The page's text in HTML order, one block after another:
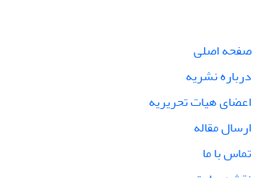
صفحه اصلی
درباره نشریه
اعضای هیات تحریریه
ارسال مقاله
تماس با ما